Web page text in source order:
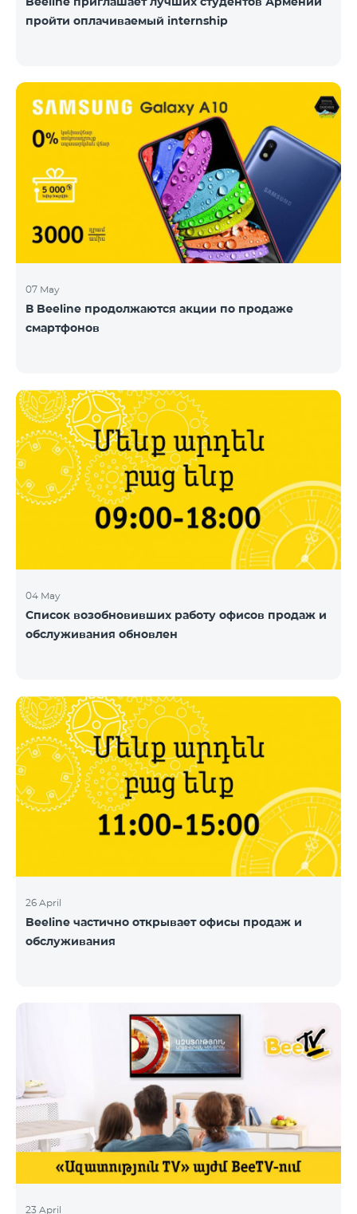
пройти оплачиваемый internship
07 May
В Beeline продолжаются акции по продаже
смартфонов
04 May
Список возобновивших работу офисов продаж и
обслуживания обновлен
26 April
Beeline частично открывает офисы продаж и
обслуживания
23 April